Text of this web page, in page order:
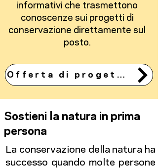
informativi che trasmettono
conoscenze sui progetti di
conservazione direttamente sul
posto.
Offerta di progetto
Sostieni la natura in prima
persona
La conservazione della natura ha
successo quando molte persone